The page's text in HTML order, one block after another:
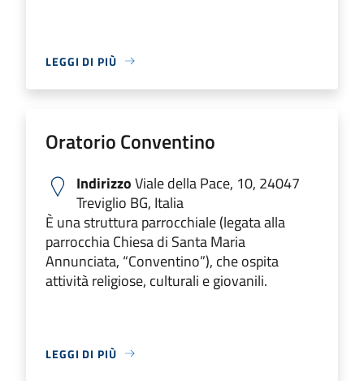
LEGGI DI PIÙ
Oratorio Conventino
IndirizzoViale della Pace, 10, 24047
Treviglio BG, Italia
È una struttura parrocchiale (legata alla
parrocchia Chiesa di Santa Maria
Annunciata, “Conventino”), che ospita
attività religiose, culturali e giovanili.
LEGGI DI PIÙ